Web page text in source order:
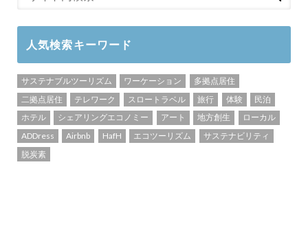
人気検索キーワード
サステナブルツーリズム ワーケーション
多拠点居住
二拠点居住
テレワーク スロートラベル 旅行 体験
民泊
ホテル
シェアリングエコノミー アート 地方創生
ローカル
ADDress
Airbnb HafH エコツーリズム
サステナビリティ
脱炭素